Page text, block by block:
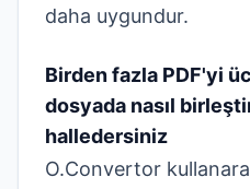
daha uygundur.
Birden fazla PDF'yi
dosyada nasıl
halledersiniz
O.Convertor